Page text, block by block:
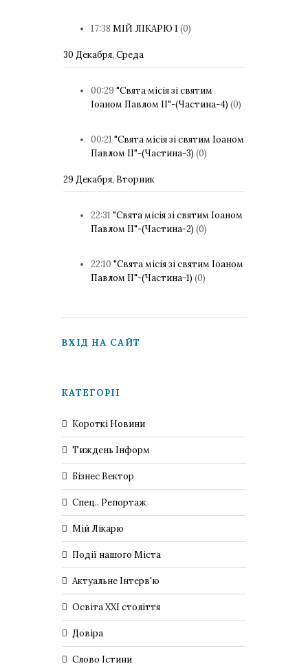
17:38 МІЙ ЛІКАРЮ 1 (0)
30 Декабря, Среда
00:29 "Свята місія зі святим
Іоаном Павлом ІІ"-(Частина-4) (0)
00:21 "Свята місія зі святим Іоаном
Павлом ІІ"-(Частина-3) (0)
29 Декабря, Вторник
22:31 "Свята місія зі святим Іоаном
Павлом ІІ"-(Частина-2) (0)
22:10 "Свята місія зі святим Іоаном
Павлом ІІ"-(Частина-1) (0)
ВХІД НА САЙТ
КАТЕГОРІЇ
Короткі Новини
Тиждень Інформ
Бізнес Вектор
Спец.. Репортаж
Мій Лікарю
Події нашого Міста
Актуальне Інтерв'ю
Освіта XXI століття
Довіра
Слово Істини